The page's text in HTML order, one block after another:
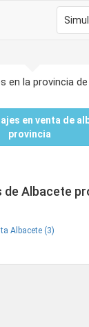
en la provincia
en venta de
provincia
de Albacete
Albacete (3)